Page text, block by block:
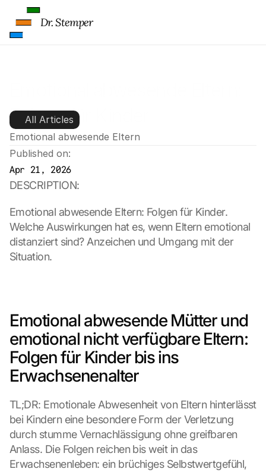
Folgen für Kinder
All Articles
Emotional abwesende Eltern
Published on:
Apr 21, 2026
DESCRIPTION:
Emotional abwesende Eltern: Folgen für Kinder.
Welche Auswirkungen hat es, wenn Eltern emotional
distanziert sind? Anzeichen und Umgang mit der
Situation.
Emotional abwesende Mütter und
emotional nicht verfügbare Eltern:
Folgen für Kinder bis ins
Erwachsenenalter
TL;DR: Emotionale Abwesenheit von Eltern hinterlässt
bei Kindern eine besondere Form der Verletzung
durch stumme Vernachlässigung ohne greifbaren
Anlass. Die Folgen reichen bis weit in das
Erwachsenenleben: ein brüchiges Selbstwertgefühl,
Dr. Stemper